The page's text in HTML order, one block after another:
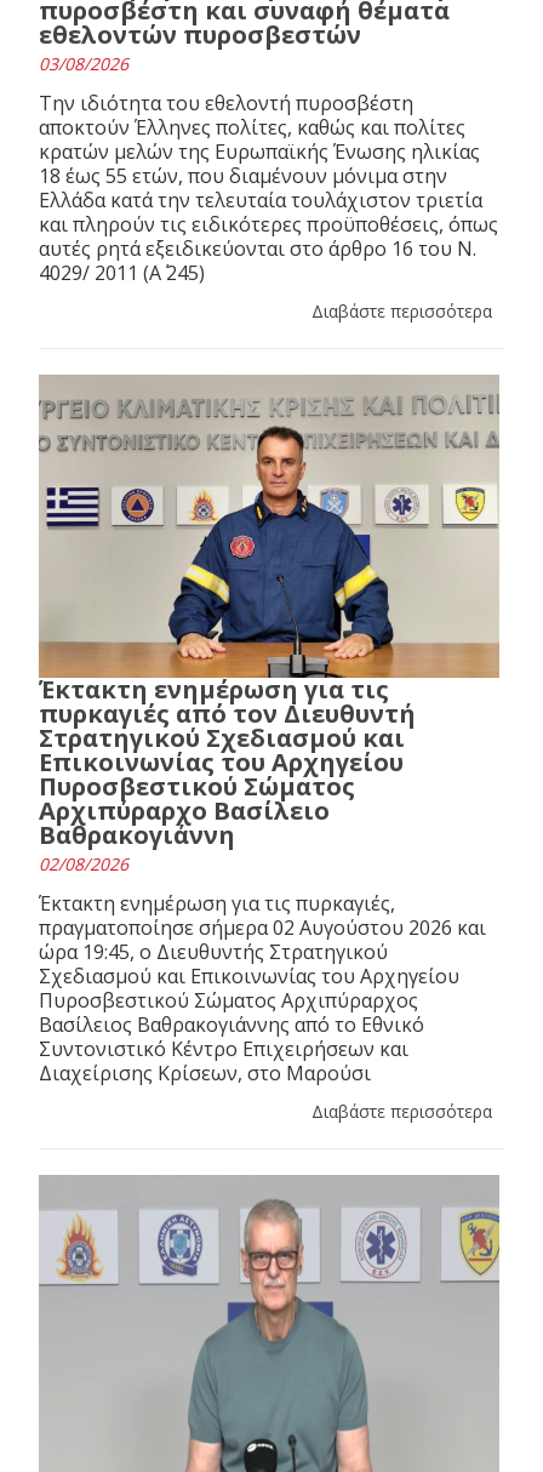
πυροσβέστη και συναφή θέματα
εθελοντών πυροσβεστών
03/08/2026
Την ιδιότητα του εθελοντή πυροσβέστη
αποκτούν Έλληνες πολίτες, καθώς και πολίτες
κρατών μελών της Ευρωπαϊκής Ένωσης ηλικίας
18 έως 55 ετών, που διαμένουν μόνιμα στην
Ελλάδα κατά την τελευταία τουλάχιστον τριετία
και πληρούν τις ειδικότερες προϋποθέσεις, όπως
αυτές ρητά εξειδικεύονται στο άρθρο 16 του N.
4029/ 2011 (Α΄ 245)
Διαβάστε περισσότερα
Έκτακτη ενημέρωση για τις
πυρκαγιές από τον Διευθυντή
Στρατηγικού Σχεδιασμού και
Επικοινωνίας του Αρχηγείου
Πυροσβεστικού Σώματος
Αρχιπύραρχο Βασίλειο
Βαθρακογιάννη
02/08/2026
Έκτακτη ενημέρωση για τις πυρκαγιές,
πραγματοποίησε σήμερα 02 Αυγούστου 2026 και
ώρα 19:45, ο Διευθυντής Στρατηγικού
Σχεδιασμού και Επικοινωνίας του Αρχηγείου
Πυροσβεστικού Σώματος Αρχιπύραρχος
Βασίλειος Βαθρακογιάννης από το Εθνικό
Συντονιστικό Κέντρο Επιχειρήσεων και
Διαχείρισης Κρίσεων, στο Μαρούσι
Διαβάστε περισσότερα